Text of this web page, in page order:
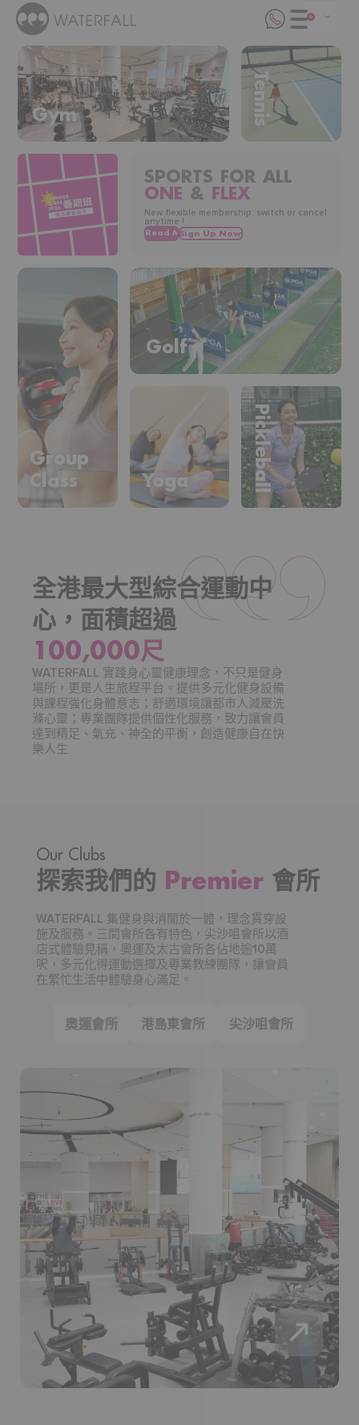
Gym Tennis
Group
Class
SPORTS FOR ALL
ONE & FLEX
New flexible membership: switch or cancel
anytime !
Golf
Yoga Pickleball
全港最大型綜合運動中
心，面積超過
100,000尺
WATERFALL 實踐身心靈健康理念，不只是健身
場所，更是人生旅程平台。提供多元化健身設備
與課程強化身體意志；舒適環境讓都市人減壓洗
滌心靈；專業團隊提供個性化服務，致力讓會員
達到精足、氣充、神全的平衡，創造健康自在快
樂人生
Our Clubs
探索我們的 Premier 會所
WATERFALL 集健身與消閒於一體，理念貫穿設
施及服務。三間會所各有特色，尖沙咀會所以酒
店式體驗見稱，奧運及太古會所各佔地逾10萬
呎，多元化得運動選擇及專業教練團隊，讓會員
在繁忙生活中體驗身心滿足。
奧運會所 港島東會所 尖沙咀會所